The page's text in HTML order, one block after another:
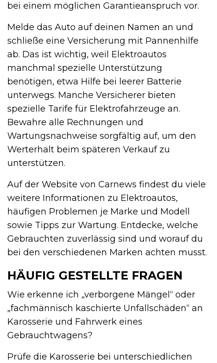
bei einem möglichen Garantieanspruch vor.
Melde das Auto auf deinen Namen an und
schließe eine Versicherung mit Pannenhilfe
ab. Das ist wichtig, weil Elektroautos
manchmal spezielle Unterstützung
benötigen, etwa Hilfe bei leerer Batterie
unterwegs. Manche Versicherer bieten
spezielle Tarife für Elektrofahrzeuge an.
Bewahre alle Rechnungen und
Wartungsnachweise sorgfältig auf, um den
Werterhalt beim späteren Verkauf zu
unterstützen.
Auf der Website von Carnews findest du viele
weitere Informationen zu Elektroautos,
häufigen Problemen je Marke und Modell
sowie Tipps zur Wartung. Entdecke, welche
Gebrauchten zuverlässig sind und worauf du
bei den verschiedenen Marken achten musst.
HÄUFIG GESTELLTE FRAGEN
Wie erkenne ich „verborgene Mängel“ oder
„fachmännisch kaschierte Unfallschäden“ an
Karosserie und Fahrwerk eines
Gebrauchtwagens?
Prüfe die Karosserie bei unterschiedlichen